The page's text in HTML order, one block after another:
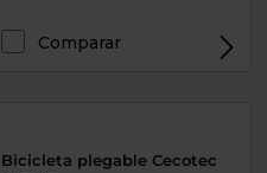
Comparar
Bicicleta plegable Cecotec